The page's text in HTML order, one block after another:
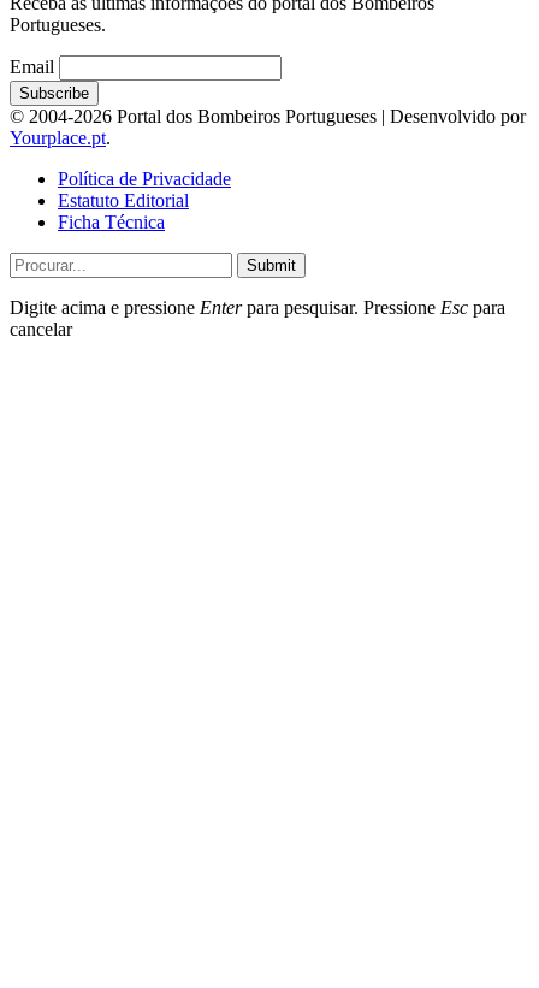
Portugueses.
Email
© 2004-2026 Portal dos Bombeiros Portugueses | Desenvolvido por
Yourplace.pt.
Política de Privacidade
Estatuto Editorial
Ficha Técnica
Submit
Digite acima e pressione Enterpara pesquisar. Pressione Esc para
cancelar